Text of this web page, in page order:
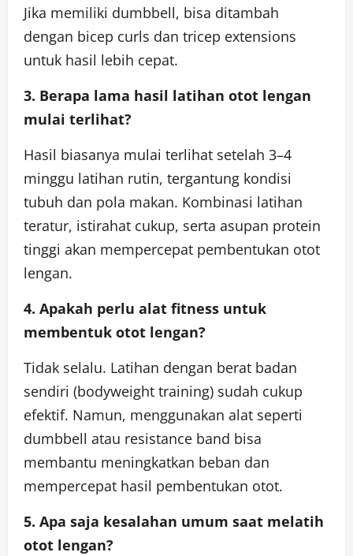
Jika memiliki dumbbell, bisa ditambah
dengan bicep curls dan tricep extensions
untuk hasil lebih cepat.
3. Berapa lama hasil latihan otot lengan
mulai terlihat?
Hasil biasanya mulai terlihat setelah 3–4
minggu latihan rutin, tergantung kondisi
tubuh dan pola makan. Kombinasi latihan
teratur, istirahat cukup, serta asupan protein
tinggi akan mempercepat pembentukan otot
lengan.
4. Apakah perlu alat fitness untuk
membentuk otot lengan?
Tidak selalu. Latihan dengan berat badan
sendiri (bodyweight training) sudah cukup
efektif. Namun, menggunakan alat seperti
dumbbell atau resistance band bisa
membantu meningkatkan beban dan
mempercepat hasil pembentukan otot.
5. Apa saja kesalahan umum saat melatih
otot lengan?